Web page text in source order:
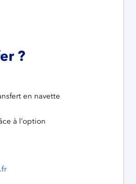
?
en navette
à l’option